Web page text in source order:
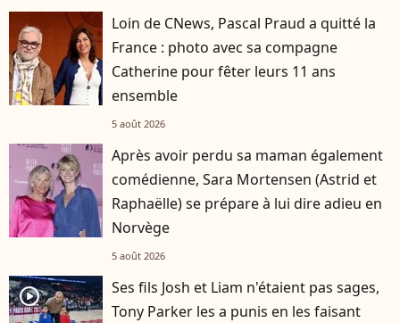
Loin de CNews, Pascal Praud a quitté la
France : photo avec sa compagne
Catherine pour fêter leurs 11 ans
ensemble
5 août 2026
Après avoir perdu sa maman également
comédienne, Sara Mortensen (Astrid et
Raphaëlle) se prépare à lui dire adieu en
Norvège
5 août 2026
player2
Ses fils Josh et Liam n'étaient pas sages,
Tony Parker les a punis en les faisant